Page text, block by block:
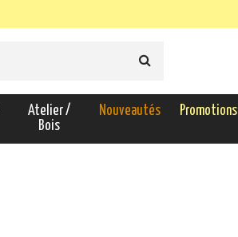
Atelier /
Bois
Nouveautés Promotions